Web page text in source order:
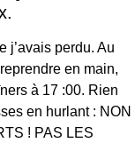
j’avais perdu. Au
en main,
à 17 :00. Rien
en hurlant : NON
! PAS LES